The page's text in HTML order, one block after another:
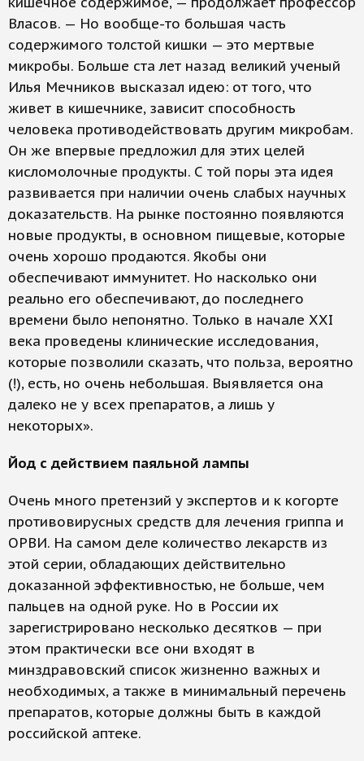
Власов. — Но вообще-то большая часть
содержимого толстой кишки — это мертвые
микробы. Больше ста лет назад великий ученый
Илья Мечников высказал идею: от того, что
живет в кишечнике, зависит способность
человека противодействовать другим микробам.
Он же впервые предложил для этих целей
кисломолочные продукты. С той поры эта идея
развивается при наличии очень слабых научных
доказательств. На рынке постоянно появляются
новые продукты, в основном пищевые, которые
очень хорошо продаются. Якобы они
обеспечивают иммунитет. Но насколько они
реально его обеспечивают, до последнего
времени было непонятно. Только в начале ХХI
века проведены клинические исследования,
которые позволили сказать, что польза, вероятно
(!), есть, но очень небольшая. Выявляется она
далеко не у всех препаратов, а лишь у
некоторых».
Йод с действием паяльной лампы
Очень много претензий у экспертов и к когорте
противовирусных средств для лечения гриппа и
ОРВИ. На самом деле количество лекарств из
этой серии, обладающих действительно
доказанной эффективностью, не больше, чем
пальцев на одной руке. Но в России их
зарегистрировано несколько десятков — при
этом практически все они входят в
минздравовский список жизненно важных и
необходимых, а также в минимальный перечень
препаратов, которые должны быть в каждой
российской аптеке.